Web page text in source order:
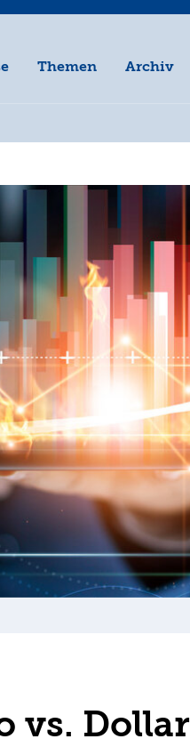
Themen Archiv
vs. Dollar